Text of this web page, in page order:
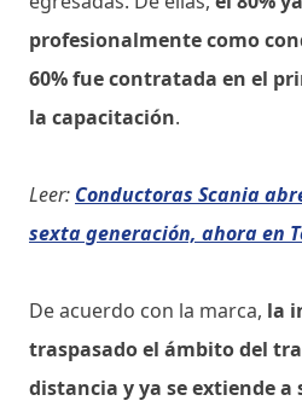
profesionalmente como
60% fue contratada en el
la capacitación.
Leer: Conductoras Scania
sexta generación, ahora en
De acuerdo con la marca, la
traspasado el ámbito del
distancia y ya se extiende a